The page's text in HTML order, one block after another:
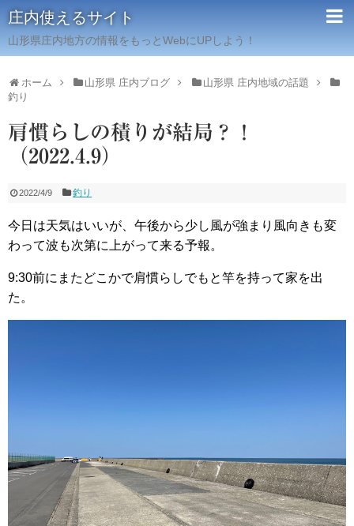
庄内使えるサイト
山形県庄内地方の情報をもっとWebにUPしよう！
ホーム 山形県 庄内ブログ
山形県 庄内地域の話題
釣り
肩慣らしの積りが結局？！
（2022.4.9）
2022/4/9 釣り
今日は天気はいいが、午後から少し風が強まり風向きも変
わって波も次第に上がって来る予報。
9:30前にまたどこかで肩慣らしでもと竿を持って家を出
た。